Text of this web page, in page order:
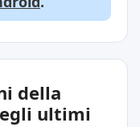
della
ultimi